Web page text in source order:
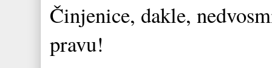
Činjenice, dakle,
pravu!